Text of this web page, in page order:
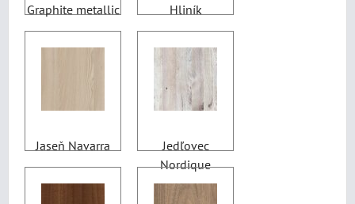
Graphite metallic Hliník
Jaseň Navarra
Jedľovec
Nordique